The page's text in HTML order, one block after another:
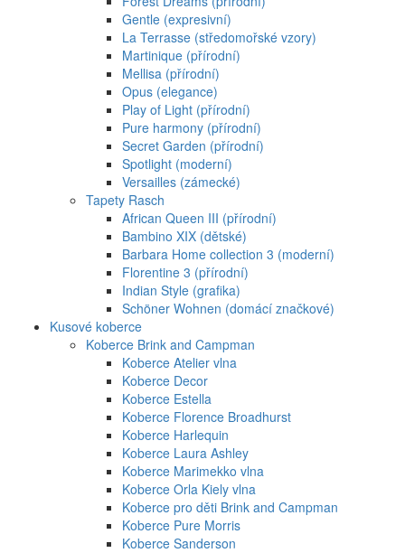
Gentle (expresivní)
La Terrasse (středomořské vzory)
Martinique (přírodní)
Mellisa (přírodní)
Opus (elegance)
Play of Light (přírodní)
Pure harmony (přírodní)
Secret Garden (přírodní)
Spotlight (moderní)
Versailles (zámecké)
Tapety Rasch
African Queen III (přírodní)
Bambino XIX (dětské)
Barbara Home collection 3 (moderní)
Florentine 3 (přírodní)
Indian Style (grafika)
Schöner Wohnen (domácí značkové)
Kusové koberce
Koberce Brink and Campman
Koberce Atelier vlna
Koberce Decor
Koberce Estella
Koberce Florence Broadhurst
Koberce Harlequin
Koberce Laura Ashley
Koberce Marimekko vlna
Koberce Orla Kiely vlna
Koberce pro děti Brink and Campman
Koberce Pure Morris
Koberce Sanderson